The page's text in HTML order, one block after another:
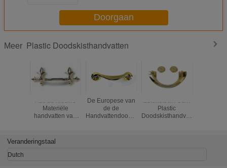
Doorgaan
Meer Plastic Doodskisthandvatten
Abs de nieuwe
Materiële
handvatten van
van het
Liftgewicht
De Europese van
de de
Handvattendoodskist
21.5x8.5cm Odm
Plastic
Doodskisthandvatten
Veranderingstaal
Dutch